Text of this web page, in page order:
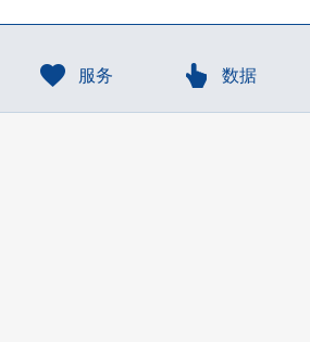
服务 数据